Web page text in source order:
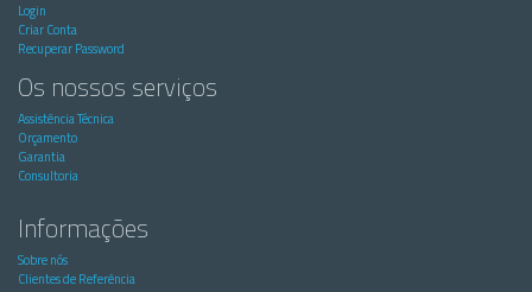
Login
Criar Conta
Recuperar Password
Os nossos serviços
Assistência Técnica
Orçamento
Garantia
Consultoria
Informações
Sobre nós
Clientes de Referência